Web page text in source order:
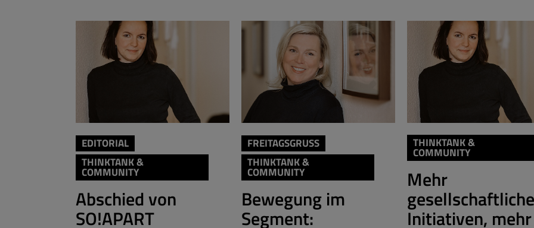
EDITORIAL
THINKTANK &
COMMUNITY
Abschied von
SO!APART
FREITAGSGRUSS
THINKTANK &
COMMUNITY
Bewegung im
Segment:
THINKTANK &
COMMUNITY
Mehr
gesellschaftliche
Initiativen, mehr